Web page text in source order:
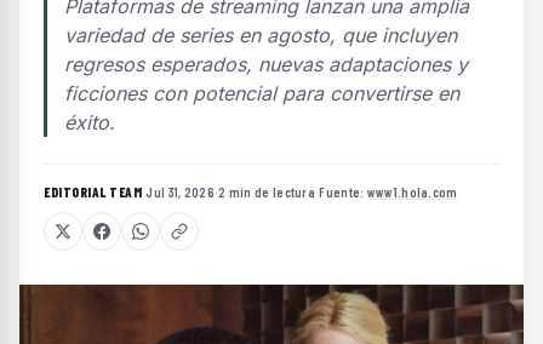
Plataformas de streaming lanzan una amplia
variedad de series en agosto, que incluyen
regresos esperados, nuevas adaptaciones y
ficciones con potencial para convertirse en
éxito.
EDITORIAL TEAM·Jul 31, 2026·2 min de lectura·Fuente: www1.hola.com